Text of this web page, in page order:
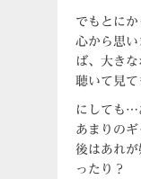
でもとに
心から思い
ば、大き
聴いて見て
にしても…
あまりの
後はあれ
ったり？